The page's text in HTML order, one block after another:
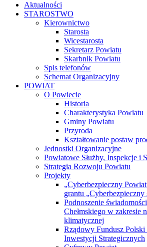
Aktualności
STAROSTWO
Kierownictwo
Starosta
Wicestarosta
Sekretarz Powiatu
Skarbnik Powiatu
Spis telefonów
Schemat Organizacyjny
POWIAT
O Powiecie
Historia
Charakterystyka Powiatu
Gminy Powiatu
Przyroda
Kształtowanie postaw
Jednostki Organizacyjne
Powiatowe Służby, Inspekcje i
Strategia Rozwoju Powiatu
Projekty
„Cyberbezpieczny
grantu „Cyberbezpieczny
Podnoszenie
Chełmskiego w zakresie
klimatycznej
Rządowy Fundusz
Inwestycji Strategicznych